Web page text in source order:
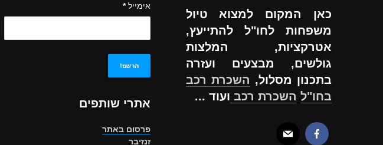
כאן המקום למצוא טיול
משפחות לחו"ל להתייעץ,
אטרקציות, המלצות
גולשים, מבצעים ועזרה
בתכנון מסלול, השכרת רכב
בחו"ל השכרת רכב ועוד ...
אימייל*
אתרי שותפים
פרסום באתר
זנזיבר